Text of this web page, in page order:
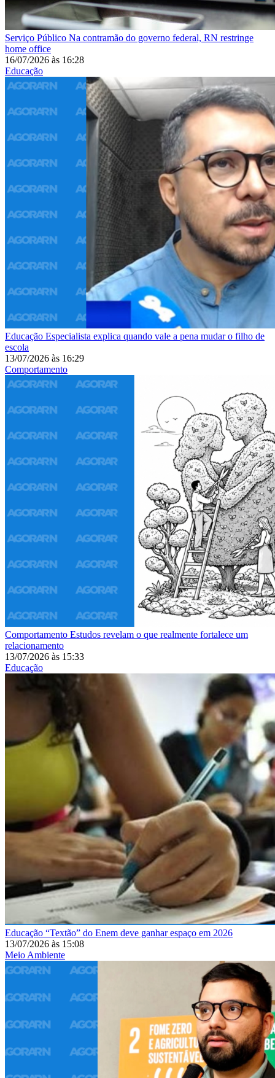
Serviço Público Na contramão do governo federal, RN restringe
home office
16/07/2026 às 16:28
Educação
Educação Especialista explica quando vale a pena mudar o filho de
escola
13/07/2026 às 16:29
Comportamento
Comportamento Estudos revelam o que realmente fortalece um
relacionamento
13/07/2026 às 15:33
Educação
Educação “Textão” do Enem deve ganhar espaço em 2026
13/07/2026 às 15:08
Meio Ambiente